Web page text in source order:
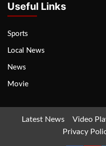
Useful Links
Sports
Local News
News
Movie
Latest News Video
Privacy